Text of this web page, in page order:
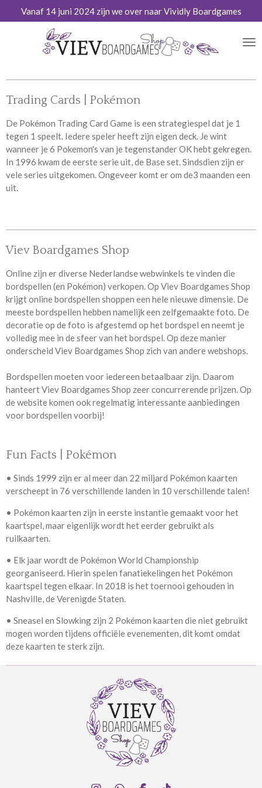
direct
Vanaf 14 juni 2024 zijn we over naar Vividly Boardgames
Trading Cards | Pokémon
De Pokémon Trading Card Game is een strategiespel dat je 1
tegen 1 speelt. Iedere speler heeft zijn eigen deck. Je wint
wanneer je 6 Pokemon's van je tegenstander OK hebt gekregen.
In 1996 kwam de eerste serie uit, de Base set. Sindsdien zijn er
vele series uitgekomen. Ongeveer komt er om de3 maanden een
uit.
Viev Boardgames Shop
Online zijn er diverse Nederlandse webwinkels te vinden die
bordspellen (en Pokémon) verkopen. Op Viev Boardgames Shop
krijgt online bordspellen shoppen een hele nieuwe dimensie. De
meeste bordspellen hebben namelijk een zelfgemaakte foto. De
decoratie op de foto is afgestemd op het bordspel en neemt je
volledig mee in de sfeer van het bordspel. Op deze manier
onderscheid Viev Boardgames Shop zich van andere webshops.
Bordspellen moeten voor iedereen betaalbaar zijn. Daarom
hanteert Viev Boardgames Shop zeer concurrerende prijzen. Op
de website komen ook regelmatig interessante aanbiedingen
voor bordspellen voorbij!
Fun Facts | Pokémon
• Sinds 1999 zijn er al meer dan 22 miljard Pokémon kaarten
verscheept in 76 verschillende landen in 10 verschillende talen!
• Pokémon kaarten zijn in eerste instantie gemaakt voor het
kaartspel, maar eigenlijk wordt het eerder gebruikt als
ruilkaarten.
• Elk jaar wordt de Pokémon World Championship
georganiseerd. Hierin spelen fanatiekelingen het Pokémon
kaartspel tegen elkaar. In 2018 is het toernooi gehouden in
Nashville, de Verenigde Staten.
• Sneasel en Slowking zijn 2 Pokémon kaarten die niet gebruikt
mogen worden tijdens officiële evenementen, dit komt omdat
deze kaarten te sterk zijn.